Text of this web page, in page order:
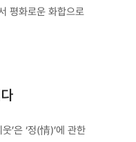
평화로운 화합으로
’은 ‘정(情)’에 관한